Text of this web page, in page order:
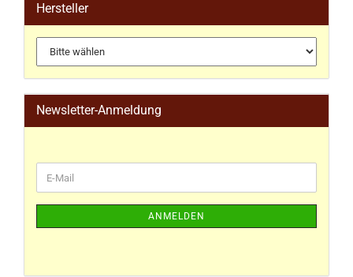
Hersteller
Newsletter-Anmeldung
ANMELDEN